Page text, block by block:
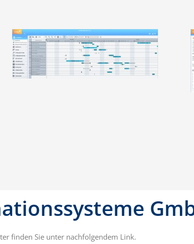
finden Sie unter nachfolgendem Link.